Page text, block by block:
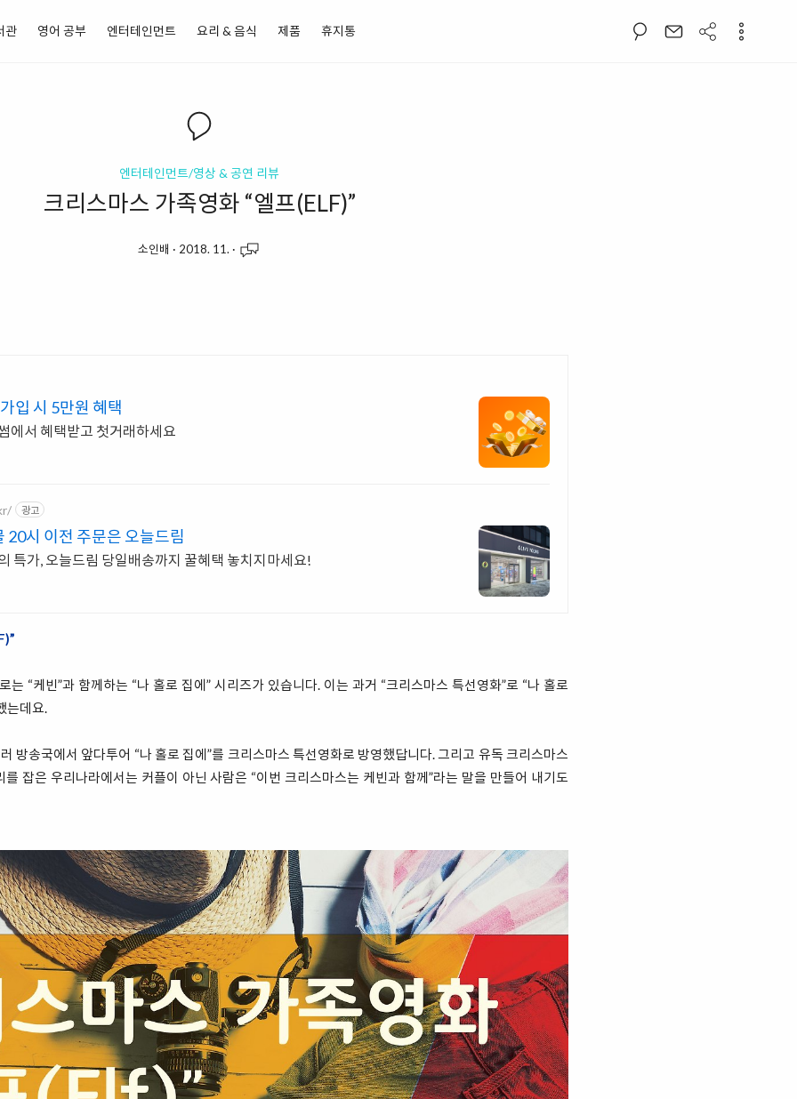
관 영어 공부 엔터테인먼트 요리 & 음식 제품 휴지통
엔터테인먼트/영상 & 공연 리뷰
크리스마스 가족영화 “엘프(ELF)”
소인배 · 2018. 11. ·
입 시 5만원 혜택
에서 혜택받고 첫거래하세요
광고
20시 이전 주문은 오늘드림
특가, 오늘드림 당일배송까지 꿀혜택 놓치지마세요!
는 “케빈”과 함께하는 “나 홀로 집에” 시리즈가 있습니다. 이는 과거 “크리스마스 특선영화”로 “나 홀로
는데요.
방송국에서 앞다투어 “나 홀로 집에”를 크리스마스 특선영화로 방영했답니다. 그리고 유독 크리스마스
잡은 우리나라에서는 커플이 아닌 사람은 “이번 크리스마스는 케빈과 함께”라는 말을 만들어 내기도